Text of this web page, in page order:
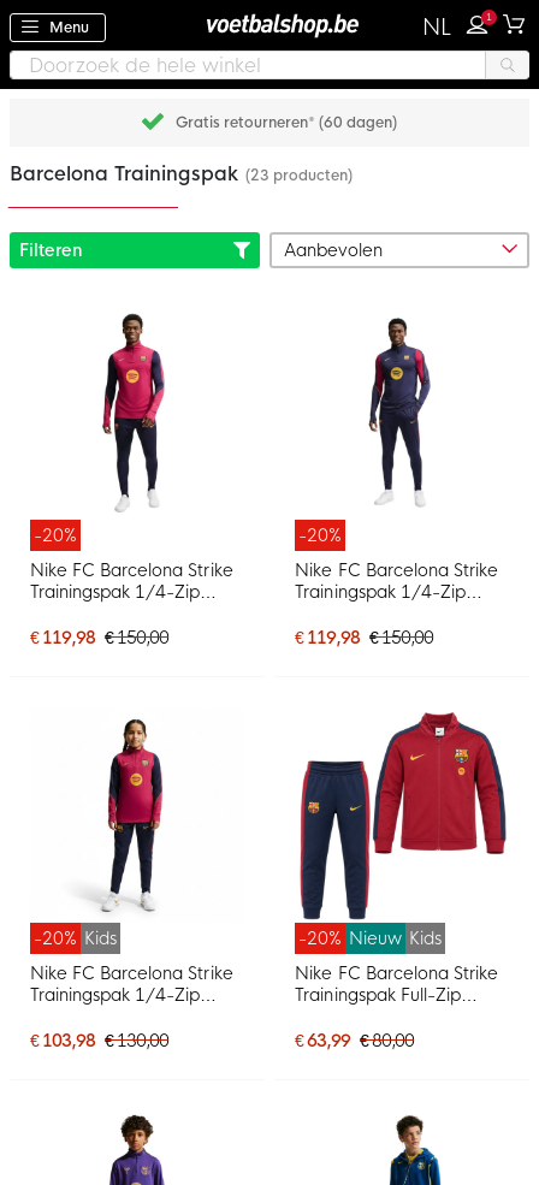
Menu NL 1
Gratis retourneren* (60 dagen)
Barcelona Trainingspak (23 producten)
Filteren
-20%
Nike FC Barcelona Strike
Trainingspak 1/4-Zip
Donkerblauw Geel
€ 119,98 € 150,00
-20%
Nike FC Barcelona Strike
Trainingspak 1/4-Zip
Rood Geel
€ 119,98 € 150,00
-20% Kids
Nike FC Barcelona Strike
Trainingspak 1/4-Zip
Donkerblauw Geel
€ 103,98 € 130,00
-20% Nieuw Kids
Nike FC Barcelona Strike
Trainingspak Full-Zip
Peuters Rood
€ 63,99 € 80,00